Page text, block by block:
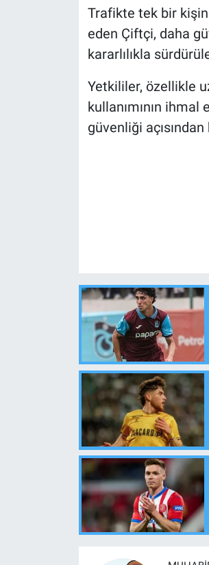
Trafikte tek bir
eden Çiftçi, daha
kararlılıkla
Yetkililer, özellikle
kullanımının
güvenliği